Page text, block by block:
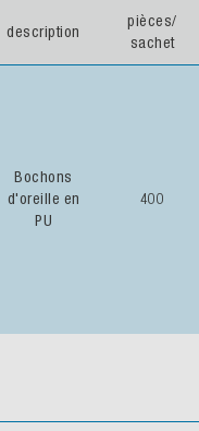
description
pièces/
sachet
Bochons
d'oreille en
PU
400